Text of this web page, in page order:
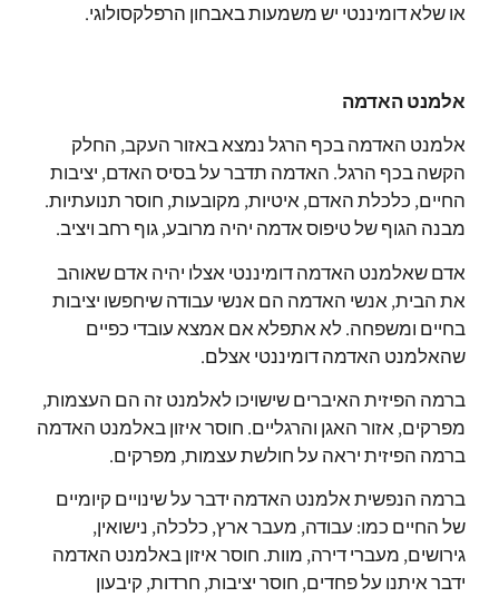
או שלא דומיננטי יש משמעות באבחון הרפלקסולוגי.
אלמנט האדמה
אלמנט האדמה בכף הרגל נמצא באזור העקב, החלק
הקשה בכף הרגל. האדמה תדבר על בסיס האדם, יציבות
החיים, כלכלת האדם, איטיות, מקובעות, חוסר תנועתיות.
מבנה הגוף של טיפוס אדמה יהיה מרובע, גוף רחב ויציב.
אדם שאלמנט האדמה דומיננטי אצלו יהיה אדם שאוהב
את הבית, אנשי האדמה הם אנשי עבודה שיחפשו יציבות
בחיים ומשפחה.לא אתפלא אם אמצא עובדי כפיים
שהאלמנט האדמה דומיננטי אצלם.
ברמה הפיזית האיברים שישויכו לאלמנט זה הם העצמות,
מפרקים, אזור האגן והרגליים. חוסר איזון באלמנט האדמה
ברמה הפיזית יראה על חולשת עצמות, מפרקים.
ברמה הנפשית אלמנט האדמה ידבר על שינויים קיומיים
של החיים כמו: עבודה, מעבר ארץ, כלכלה, נישואין,
גירושים, מעברי דירה, מוות. חוסר איזון באלמנט האדמה
ידבר איתנו על פחדים, חוסר יציבות, חרדות, קיבעון